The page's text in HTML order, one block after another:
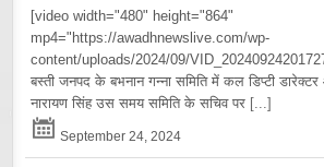
[video width="480" height="864"
mp4="https://awadhnewslive.com/wp-
content/uploads/2024/09/
बस्ती जनपद के बभनान गन्ना समिति में कल डिप्टी
नारायण सिंह उस समय समिति के सचिव पर [...]
September 24, 2024